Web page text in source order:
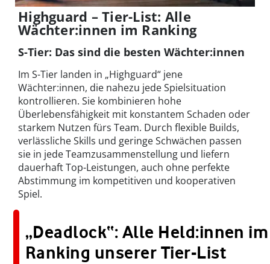
Highguard – Tier-List: Alle
Wächter:innen im Ranking
S-Tier: Das sind die besten Wächter:innen
Im S-Tier landen in „Highguard“ jene
Wächter:innen, die nahezu jede Spielsituation
kontrollieren. Sie kombinieren hohe
Überlebensfähigkeit mit konstantem Schaden oder
starkem Nutzen fürs Team. Durch flexible Builds,
verlässliche Skills und geringe Schwächen passen
sie in jede Teamzusammenstellung und liefern
dauerhaft Top-Leistungen, auch ohne perfekte
Abstimmung im kompetitiven und kooperativen
Spiel.
„Deadlock“: Alle Held:innen im
Ranking unserer Tier-List